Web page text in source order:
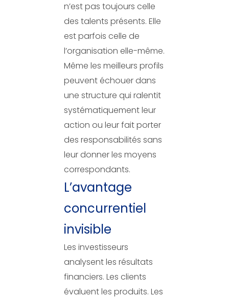
n’est pas toujours celle
des talents présents. Elle
est parfois celle de
l’organisation elle-même.
Même les meilleurs profils
peuvent échouer dans
une structure qui ralentit
systématiquement leur
action ou leur fait porter
des responsabilités sans
leur donner les moyens
correspondants.
L’avantage
concurrentiel
invisible
Les investisseurs
analysent les résultats
financiers. Les clients
évaluent les produits. Les